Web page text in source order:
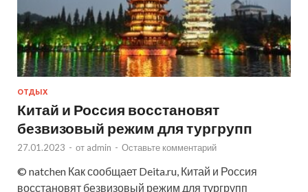
ОТДЫХ
Китай и Россия восстановят
безвизовый режим для тургрупп
27.01.2023 - от admin - Оставьте комментарий
© natchen Как сообщает Deita.ru, Китай и Россия
восстановят безвизовый режим для тургрупп